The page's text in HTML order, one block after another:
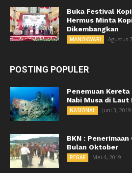
Buka Festival
Hermus Minta
Dikembangkan
MANOKWARI Agustus
POSTING POPULER
Penemuan
Nabi Musa di Laut
NASIONAL Juni 3, 2019
BKN : Penerimaan
Bulan Oktober
PEGAF Mei 4, 2019